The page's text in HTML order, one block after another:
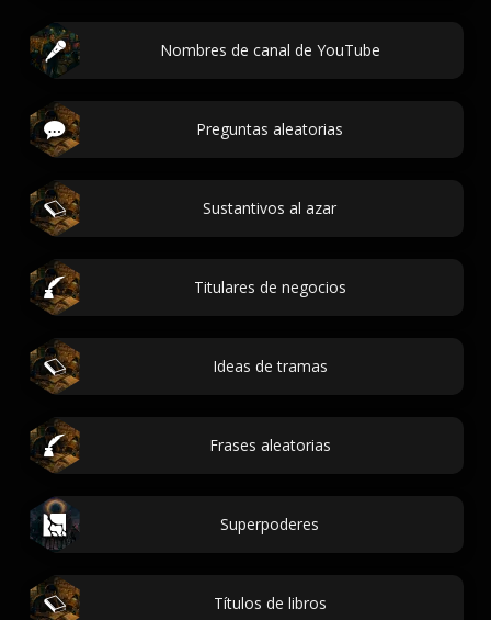
Nombres de canal de YouTube
Preguntas aleatorias
Sustantivos al azar
Titulares de negocios
Ideas de tramas
Frases aleatorias
Superpoderes
Títulos de libros